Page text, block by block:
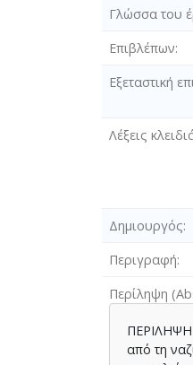
Γλώσσα του
Επιβλέπων
Εξεταστική
Λέξεις
Δημιουργός
Περιγραφή
Περίληψη
ΠΕΡΙΛΗΨΗ
από τη